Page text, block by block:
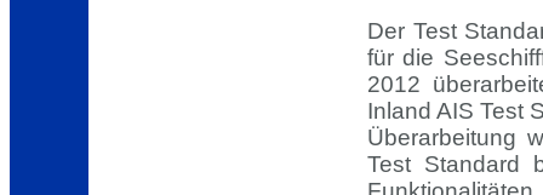
Der Test
für die
2012
Inland AIS Test
Überarbeitung
Test Standard